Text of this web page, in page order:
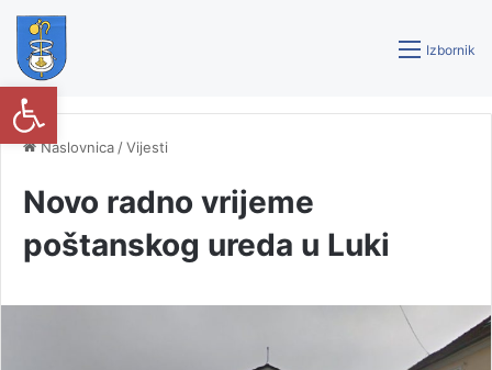
Izbornik
Naslovnica /Vijesti
Novo radno vrijeme
poštanskog ureda u Luki
Open toolbar